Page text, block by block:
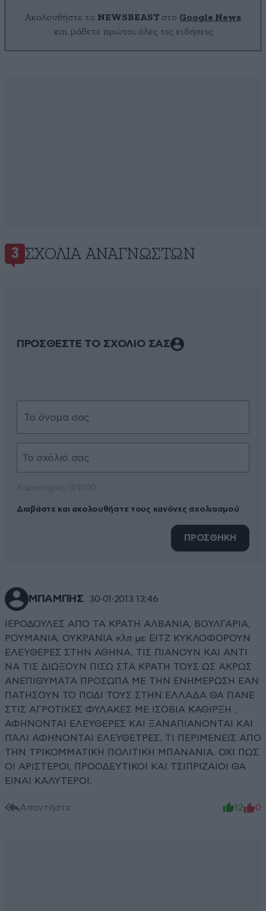
Ακολουθήστε το NEWSBEAST στο Google News
και μάθετε πρώτοι όλες τις ειδήσεις
3 ΣΧΌΛΙΑ ΑΝΑΓΝΩΣΤΏΝ
ΠΡΟΣΘΕΣΤΕ ΤΟ ΣΧΟΛΙΟ ΣΑΣ
Διαβάστε και ακολουθήστε τους κανόνες σχολιασμού
ΠΡΟΣΘΗΚΗ
ΜΠΑΜΠΗΣ 30·01·2013 13:46
ΙΕΡΟΔΟΥΛΕΣ ΑΠΟ ΤΑ ΚΡΑΤΗ ΑΛΒΑΝΙΑ, ΒΟΥΛΓΑΡΙΑ,
ΡΟΥΜΑΝΙΑ, ΟΥΚΡΑΝΙΑ κλπ με ΕΙΤΖ ΚΥΚΛΟΦΟΡΟΥΝ
ΕΛΕΥΘΕΡΕΣ ΣΤΗΝ ΑΘΗΝΑ. ΤΙΣ ΠΙΑΝΟΥΝ ΚΑΙ ΑΝΤΙ
ΝΑ ΤΙΣ ΔΙΩΞΟΥΝ ΠΙΣΩ ΣΤΑ ΚΡΑΤΗ ΤΟΥΣ ΩΣ ΑΚΡΩΣ
ΑΝΕΠΙΘΥΜΑΤΑ ΠΡΟΣΩΠΑ ΜΕ ΤΗΝ ΕΝΗΜΕΡΩΣΗ ΕΑΝ
ΠΑΤΗΣΟΥΝ ΤΟ ΠΟΔΙ ΤΟΥΣ ΣΤΗΝ ΕΛΛΑΔΑ ΘΑ ΠΑΝΕ
ΣΤΙΣ ΑΓΡΟΤΙΚΕΣ ΦΥΛΑΚΕΣ ΜΕ ΙΣΟΒΙΑ ΚΑΘΙΡΞΗ ,
ΑΦΗΝΟΝΤΑΙ ΕΛΕΥΘΕΡΕΣ ΚΑΙ ΞΑΝΑΠΙΑΝΟΝΤΑΙ ΚΑΙ
ΠΆΛΙ ΑΦΗΝΟΝΤΑΙ ΕΛΕΥΘΕΤΡΕΣ. ΤΙ ΠΕΡΙΜΕΝΕΙΣ ΑΠΟ
ΤΗΝ ΤΡΙΚΟΜΜΑΤΙΚΗ ΠΟΛΙΤΙΚΗ ΜΠΑΝΑΝΙΑ. ΟΧΙ ΠΩΣ
ΟΙ ΑΡΙΣΤΕΡΟΙ, ΠΡΟΟΔΕΥΤΙΚΟΙ ΚΑΙ ΤΣΙΠΡΙΖΑΙΟΙ ΘΑ
ΕΙΝΑΙ ΚΑΛΥΤΕΡΟΙ.
Απαντήστε 12 0